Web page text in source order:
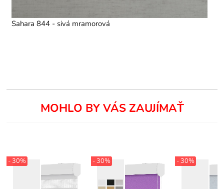
Sahara 844 - sivá mramorová
MOHLO BY VÁS ZAUJÍMAŤ
- 30% - 30% - 30%